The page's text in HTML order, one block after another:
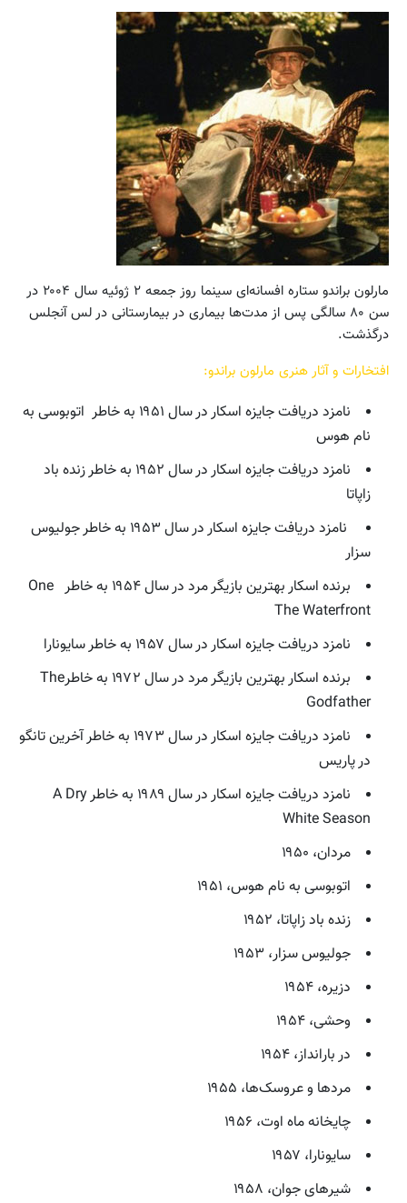
مارلون براندو ستاره افسانه‌ای سینما روز جمعه ۲ ژوئیه سال ۲۰۰۴ در
سن ۸۰ سالگی پس از مدت‌ها بیماری در بیمارستانی در لس آنجلس
درگذشت.
افتخارات و آثار هنری مارلون براندو:
نامزد دریافت جایزه اسکار در سال ۱۹۵۱ به خاطر اتوبوسی به
نام هوس
نامزد دریافت جایزه اسکار در سال ۱۹۵۲ به خاطر زنده باد
زاپاتا
نامزد دریافت جایزه اسکار در سال ۱۹۵۳ به خاطر جولیوس
سزار
برنده اسکار بهترین بازیگر مرد در سال ۱۹۵۴ به خاطر One
The Waterfront
نامزد دریافت جایزه اسکار در سال ۱۹۵۷ به خاطر سایونارا
برنده اسکار بهترین بازیگر مرد در سال ۱۹۷۲ به خاطرThe
Godfather
نامزد دریافت جایزه اسکار در سال ۱۹۷۳ به خاطر آخرین تانگو
در پاریس
نامزد دریافت جایزه اسکار در سال ۱۹۸۹ به خاطر A Dry
White Season
مردان، ۱۹۵۰
اتوبوسی به نام هوس، ۱۹۵۱
زنده باد زاپاتا، ۱۹۵۲
جولیوس سزار، ۱۹۵۳
دزیره، ۱۹۵۴
وحشی، ۱۹۵۴
در بارانداز، ۱۹۵۴
مردها و عروسک‌ها، ۱۹۵۵
چایخانه ماه اوت، ۱۹۵۶
سایونارا، ۱۹۵۷
شیرهای جوان، ۱۹۵۸